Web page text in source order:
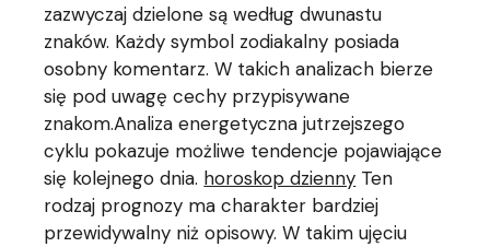
zazwyczaj dzielone są według dwunastu
znaków. Każdy symbol zodiakalny posiada
osobny komentarz. W takich analizach bierze
się pod uwagę cechy przypisywane
znakom.Analiza energetyczna jutrzejszego
cyklu pokazuje możliwe tendencje pojawiające
się kolejnego dnia. horoskop dzienny Ten
rodzaj prognozy ma charakter bardziej
przewidywalny niż opisowy. W takim ujęciu